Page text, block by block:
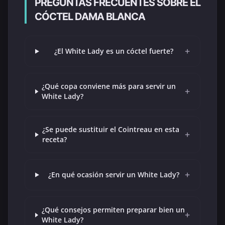
PREGUNTAS FRECUENTES SOBRE EL
CÓCTEL DAMA BLANCA
¿El White Lady es un cóctel fuerte? +
¿Qué copa conviene más para servir un
White Lady?
+
¿Se puede sustituir el Cointreau en esta
receta?
+
¿En qué ocasión servir un White Lady? +
¿Qué consejos permiten preparar bien un
White Lady?
+